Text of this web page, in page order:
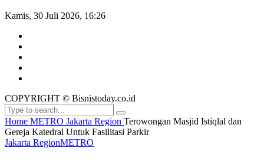
Kamis, 30 Juli 2026, 16:26
COPYRIGHT © Bisnistoday.co.id
Home METRO Jakarta Region Terowongan Masjid Istiqlal dan
Gereja Katedral Untuk Fasilitasi Parkir
Jakarta RegionMETRO